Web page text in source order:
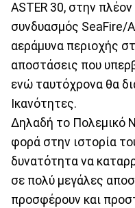
ASTER 30, στην
συνδυασμός SeaFire/
αεράμυνα περιοχής
αποστάσεις που
ενώ ταυτόχρονα θα
Ικανότητες.
Δηλαδή το Πολεμικό
φορά στην ιστορία
δυνατότητα να
σε πολύ μεγάλες
προσφέρουν και